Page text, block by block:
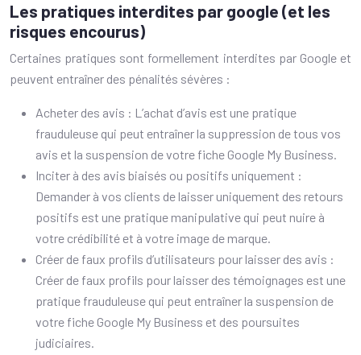
Les pratiques interdites par google (et les
risques encourus)
Certaines pratiques sont formellement interdites par Google et
peuvent entraîner des pénalités sévères :
Acheter des avis : L’achat d’avis est une pratique
frauduleuse qui peut entraîner la suppression de tous vos
avis et la suspension de votre fiche Google My Business.
Inciter à des avis biaisés ou positifs uniquement :
Demander à vos clients de laisser uniquement des retours
positifs est une pratique manipulative qui peut nuire à
votre crédibilité et à votre image de marque.
Créer de faux profils d’utilisateurs pour laisser des avis :
Créer de faux profils pour laisser des témoignages est une
pratique frauduleuse qui peut entraîner la suspension de
votre fiche Google My Business et des poursuites
judiciaires.